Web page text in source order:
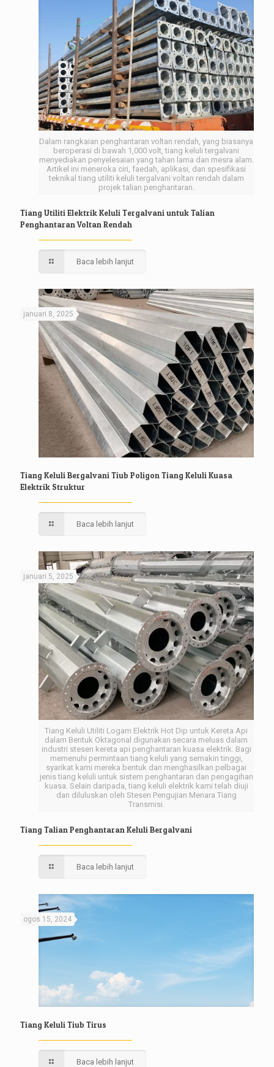
Dalam rangkaian penghantaran voltan rendah, yang biasanya
beroperasi di bawah 1,000 volt, tiang keluli tergalvani
menyediakan penyelesaian yang tahan lama dan mesra alam.
Artikel ini meneroka ciri, faedah, aplikasi, dan spesifikasi
teknikal tiang utiliti keluli tergalvani voltan rendah dalam
projek talian penghantaran.
Tiang Utiliti Elektrik Keluli Tergalvani untuk Talian
Penghantaran Voltan Rendah
Baca lebih lanjut
januari 8, 2025
Tiang Keluli Bergalvani Tiub Poligon Tiang Keluli Kuasa
Elektrik Struktur
Baca lebih lanjut
Tiang Keluli Utiliti Logam Elektrik Hot Dip untuk Kereta Api
dalam Bentuk Oktagonal digunakan secara meluas dalam
industri stesen kereta api penghantaran kuasa elektrik. Bagi
memenuhi permintaan tiang keluli yang semakin tinggi,
syarikat kami mereka bentuk dan menghasilkan pelbagai
jenis tiang keluli untuk sistem penghantaran dan pengagihan
kuasa. Selain daripada, tiang keluli elektrik kami telah diuji
dan diluluskan oleh Stesen Pengujian Menara Tiang
Transmisi.
januari 5, 2025
Tiang Talian Penghantaran Keluli Bergalvani
Baca lebih lanjut
ogos 15, 2024
Tiang Keluli Tiub Tirus
Baca lebih lanjut